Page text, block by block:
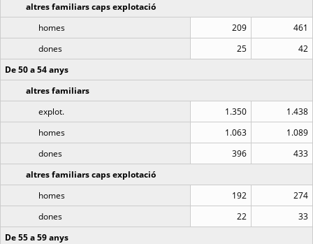
altres familiars caps explotació
homes
209
461
dones
25
42
De 50 a 54 anys
altres familiars
explot.
1.350
1.438
homes
1.063
1.089
dones
396
433
altres familiars caps explotació
homes
192
274
dones
22
33
De 55 a 59 anys